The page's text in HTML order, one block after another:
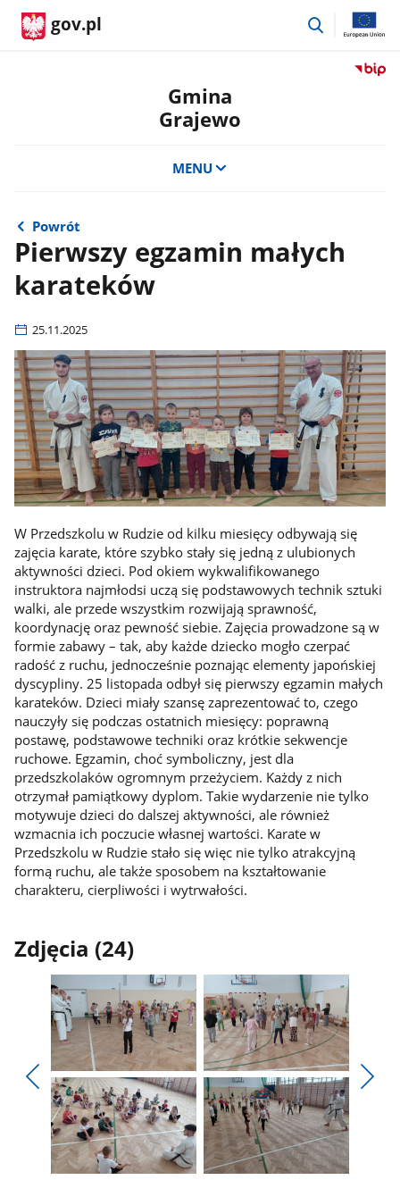
gov.pl
przejdź
Przejdź
Gmina
Grajewo
MENU
Powrót
Pierwszy egzamin małych
karateków
25.11.2025
W Przedszkolu w Rudzie od kilku miesięcy odbywają się
zajęcia karate, które szybko stały się jedną z ulubionych
aktywności dzieci. Pod okiem wykwalifikowanego
instruktora najmłodsi uczą się podstawowych technik sztuki
walki, ale przede wszystkim rozwijają sprawność,
koordynację oraz pewność siebie. Zajęcia prowadzone są w
formie zabawy – tak, aby każde dziecko mogło czerpać
radość z ruchu, jednocześnie poznając elementy japońskiej
dyscypliny. 25 listopada odbył się pierwszy egzamin małych
karateków. Dzieci miały szansę zaprezentować to, czego
nauczyły się podczas ostatnich miesięcy: poprawną
postawę, podstawowe techniki oraz krótkie sekwencje
ruchowe. Egzamin, choć symboliczny, jest dla
przedszkolaków ogromnym przeżyciem. Każdy z nich
otrzymał pamiątkowy dyplom. Takie wydarzenie nie tylko
motywuje dzieci do dalszej aktywności, ale również
wzmacnia ich poczucie własnej wartości. Karate w
Przedszkolu w Rudzie stało się więc nie tylko atrakcyjną
formą ruchu, ale także sposobem na kształtowanie
charakteru, cierpliwości i wytrwałości.
Zdjęcia (24)
Pokaż
poprzednie
zdjęcia
Pokaż
zdjęcie
1
z
galerii.
Pokaż
zdjęcie
2
z
galerii.